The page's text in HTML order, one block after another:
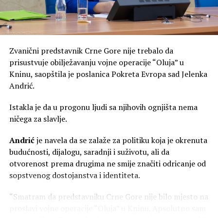
Ako je zadatak jednog mitropolita da čuva jedinstvo
Crkve, onda svaka riječ koja produbljuje podjele među
vjernicima predstavlja razlog za zabrinutost. Još više
sredstvo u političkim sukobima koji nemaju mnogo veze
sa Jevanđeljem.
Odluka Sabora SPC da Eparhiju budimljansko-nikšićku
same Srpske pravoslavne crkve u Crnoj Gori. Da li je taj
potez bio isključivo crkveni ili je imao i širu političku
Najveći gubitnici u svemu ovome nijesu ni Vučić, ni
Joanikije, ni Metodije. Gubitnici su vjernici koji od svojih
duhovnih pastira očekuju mir, pomirenje i jedinstvo, a
Zvanični predstavnik Crne Gore nije trebalo da
prisustvuje obilježavanju vojne operacije “Oluja” u
Kninu, saopštila je poslanica Pokreta Evropa sad Jelenka
Andrić.
Istakla je da u progonu ljudi sa njihovih ognjišta nema
ničega za slavlje.
Andrićje navela da se zalaže za politiku koja je okrenuta
budućnosti, dijalogu, saradnji i suživotu, ali da
otvorenost prema drugima ne smije značiti odricanje od
sopstvenog dostojanstva i identiteta.
“Smatram da predstavniku Crne Gore nije bilo mjesto na